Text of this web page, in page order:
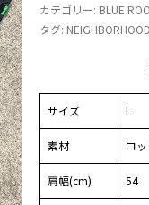
カテゴリー: BLUE
タグ: NEIGHBORHOOD
サイズ L
素材 コ
肩幅(cm) 54